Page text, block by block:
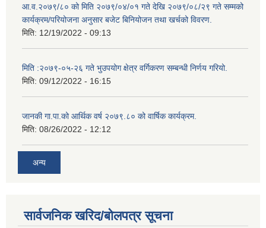
आ.व.२०७९/८० को मिति २०७९/०४/०१ गते देखि २०७९/०८/२९ गते सम्मको
कार्यक्रम/परियोजना अनुसार बजेट बिनियोजन तथा खर्चको विवरण.
मिति: 12/19/2022 - 09:13
मिति :२०७९-०५-२६ गते भुउपयोग क्षेत्र वर्गिकरण सम्बन्धी निर्णय गरियो.
मिति: 09/12/2022 - 16:15
जानकी गा.पा.को आर्थिक वर्ष २०७९.८० को वार्षिक कार्यक्रम.
मिति: 08/26/2022 - 12:12
अन्य
सार्वजनिक खरिद/बोलपत्र सूचना